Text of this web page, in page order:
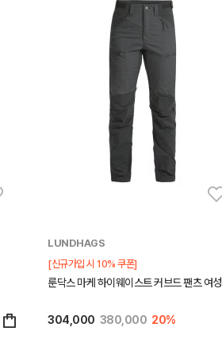
LUNDHAGS
[신규가입 시 10% 쿠폰]
룬닥스 마케 하이웨이스트 커브드 팬츠 여성
304,000 380,000 20%